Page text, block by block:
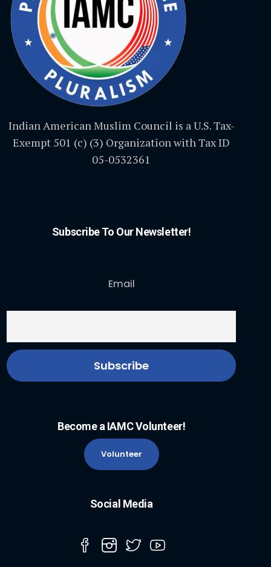
Indian American Muslim Council is a U.S. Tax-
Exempt 501 (c) (3) Organization with Tax ID
05-0532361
Subscribe To Our Newsletter!
Email
Become a IAMC Volunteer!
Volunteer
Social Media